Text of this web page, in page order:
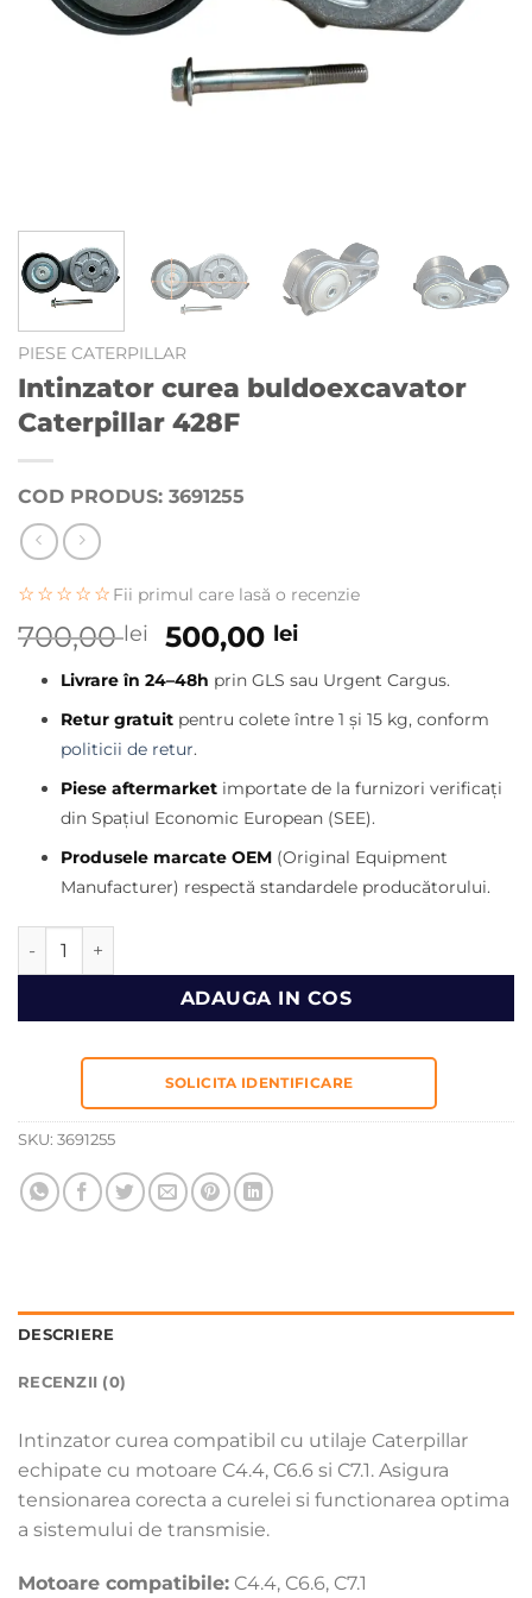
PIESE CATERPILLAR
Intinzator curea buldoexcavator
Caterpillar 428F
COD PRODUS: 3691255
☆☆☆☆☆ Fii primul care lasă o recenzie
700,00lei
Prețul
inițial
a
fost:
700,00 lei.
500,00 leiPrețul
este:
500,00 lei.
Livrare în 24–48h prin GLS sau Urgent Cargus.
Retur gratuit pentru colete între 1 și 15 kg, conform
politicii de retur.
Piese aftermarket importate de la furnizori verificați
din Spațiul Economic European (SEE).
Produsele marcate OEM (Original Equipment
Manufacturer) respectă standardele producătorului.
Cantitate Intinzator curea buldoexcavator Caterpillar 428F
ADAUGA IN COS
SOLICITA IDENTIFICARE
SKU: 3691255
DESCRIERE
RECENZII (0)
Intinzator curea compatibil cu utilaje Caterpillar
echipate cu motoare C4.4, C6.6 si C7.1. Asigura
tensionarea corecta a curelei si functionarea optima
a sistemului de transmisie.
Motoare compatibile: C4.4, C6.6, C7.1